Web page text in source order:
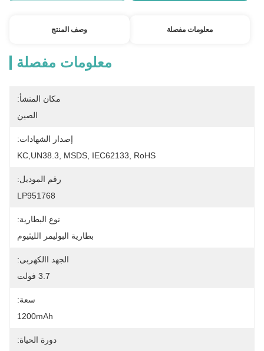
معلومات مفصلة وصف المنتج
معلومات مفصلة
مكان المنشأ:
الصين
إصدار الشهادات:
KC,UN38.3, MSDS, IEC62133, RoHS
رقم الموديل:
LP951768
نوع البطارية:
بطارية البوليمر الليثيوم
الجهد االكهربى:
3.7 فولت
سعة:
1200mAh
دورة الحياة: